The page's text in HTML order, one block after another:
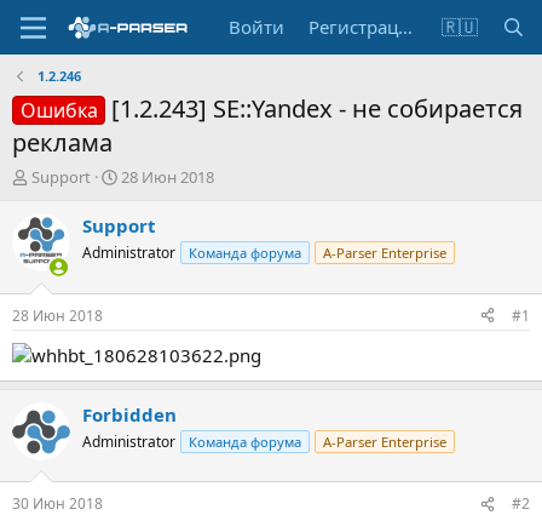
Войти Регистрация 🇷🇺
1.2.246
Ошибка [1.2.243] SE::Yandex - не собирается
реклама
А
т
о
р
т
е
м
ы
Support
Д
т
а
н
а
л
28 Июн 2018
Support
Administrator Команда форума A-Parser Enterprise
28 Июн 2018 #1
Forbidden
Administrator Команда форума A-Parser Enterprise
30 Июн 2018 #2